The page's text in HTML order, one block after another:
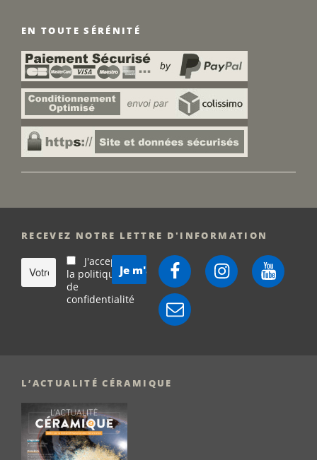
EN TOUTE SÉRÉNITÉ
RECEVEZ NOTRE LETTRE D'INFORMATION
J'accepte
la politique
de
confidentialité
FacebookInstagramYouTube
E-
mail
L’ACTUALITÉ CÉRAMIQUE